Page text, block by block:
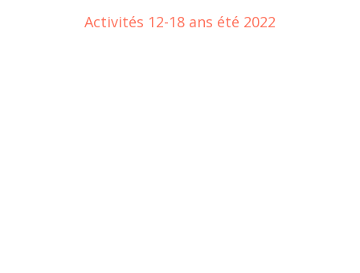
Activités 12-18 ans été 2022